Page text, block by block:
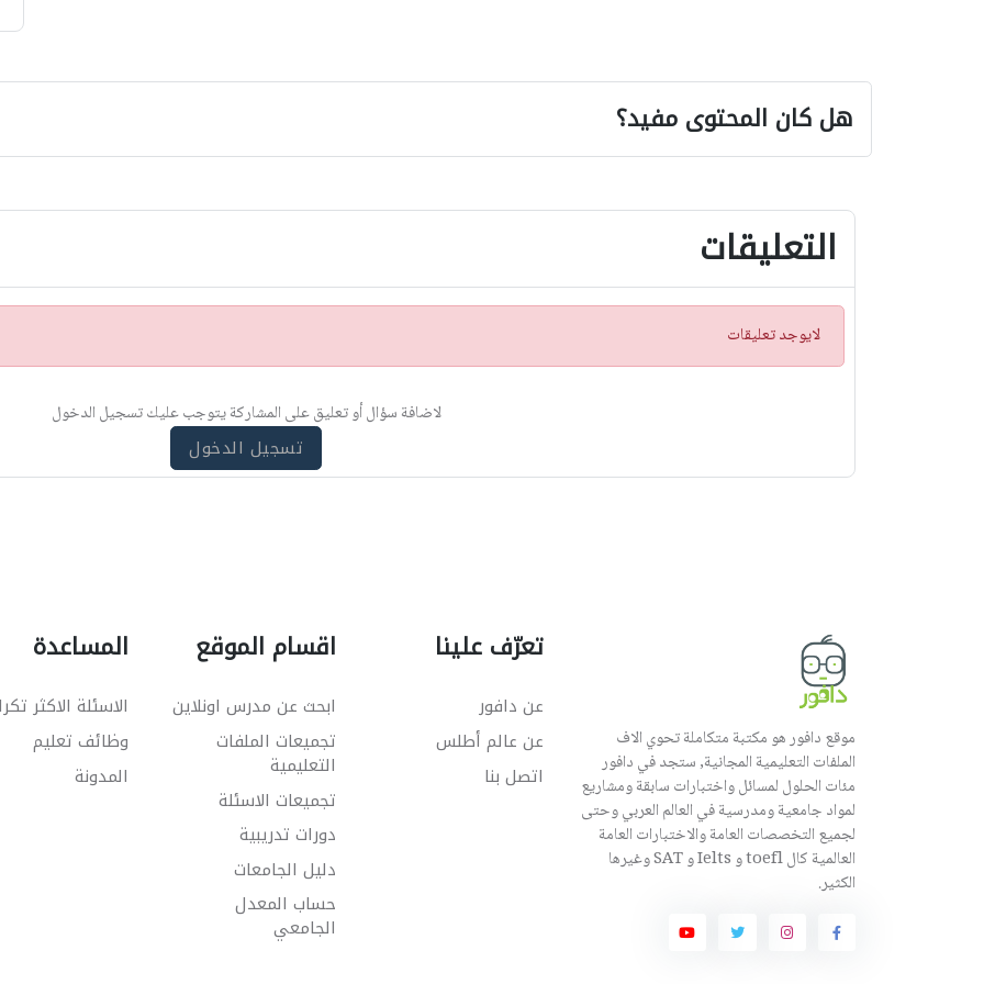
هل كان المحتوى مفيد؟
التعليقات
ت
ن
لايوجد تعليقات
لاضافة سؤال أو تعليق على المشاركة يتوجب عليك تسجيل الدخول
تسجيل الدخول
موقع دافور هو مكتبة متكاملة تحوي الاف
الملفات التعليمية المجانية, ستجد في دافور
مئات الحلول لمسائل واختبارات سابقة ومشاريع
لمواد جامعية ومدرسية في العالم العربي وحتى
لجميع التخصصات العامة والاختبارات العامة
العالمية كال toefl و Ielts و SAT وغيرها
الكثير.
تعرّف علينا
عن دافور
عن عالم أطلس
اتصل بنا
اقسام الموقع
ابحث عن مدرس اونلاين
تجميعات الملفات
التعليمية
تجميعات الاسئلة
دورات تدريبية
دليل الجامعات
حساب المعدل
الجامعي
المساعدة
الاسئلة الاكثر
وظائف تعليم
المدونة